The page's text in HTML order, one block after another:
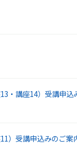
・講座14）受講申込
）受講申込みのご案